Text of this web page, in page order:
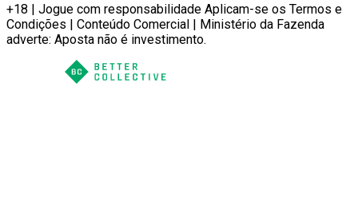
+18 | Jogue com responsabilidade Aplicam-se os Termos e
Condições | Conteúdo Comercial | Ministério da Fazenda
adverte: Aposta não é investimento.